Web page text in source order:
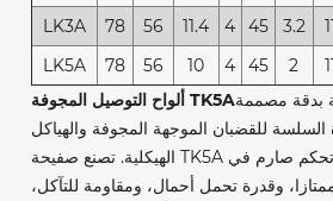
LK3A
78 56 11.4 4 45 3.2
LK5A
78 56 10 4 45 2
ألواح التوصيل المجوفة TK5Aبدقة مصممة
السلسة للقضبان الموجهة المجوفة والهياكل
الهيكلية. تصنع صفيحة TK5A بمواد عالية القوة وتحكم صارم في
ممتازا، وقدرة تحمل أحمال، ومقاومة للتآكل،